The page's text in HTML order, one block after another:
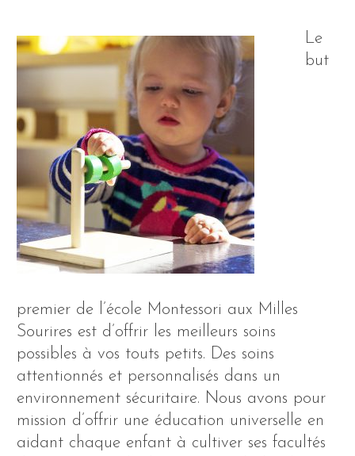
Le
but
premier de l’école Montessori aux Milles
Sourires est d’offrir les meilleurs soins
possibles à vos touts petits. Des soins
attentionnés et personnalisés dans un
environnement sécuritaire. Nous avons pour
mission d’offrir une éducation universelle en
aidant chaque enfant à cultiver ses facultés